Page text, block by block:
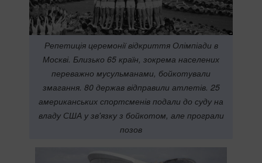
Репетиція церемонії відкриття Олімпіади в
Москві. Близько 65 країн, зокрема населених
переважно мусульманами, бойкотували
змагання. 80 держав відправили атлетів. 25
американських спортсменів подали до суду на
владу США у зв'язку з бойкотом, але програли
позов